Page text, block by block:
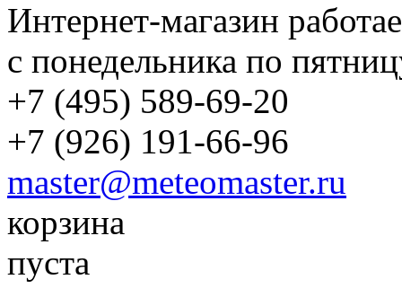
Интернет-магазин
с понедельника по
+7 (495) 589-69-20
+7 (926) 191-66-96
master@meteomaster.ru
корзина
пуста